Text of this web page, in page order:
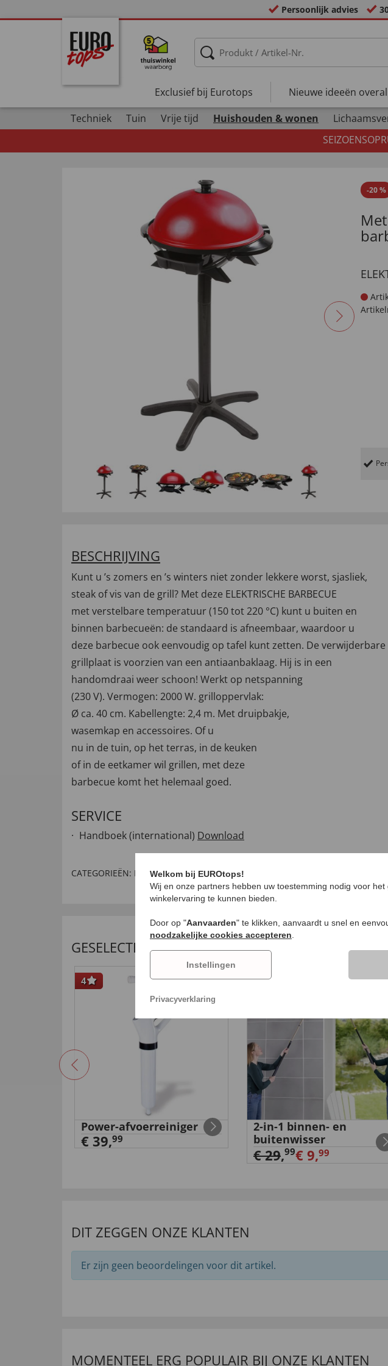
Persoonlijk advies
Exclusief bij Eurotops Nieuwe ideeën
Techniek
Tuin Vrije tijd Huishouden & wonen
-20%
BESCHRIJVING
Kunt u ’s zomers en ’s winters niet zonder lekkere worst, sjasliek,
steak of vis van de grill? Met deze ELEKTRISCHE BARBECUE
met verstelbare temperatuur (150 tot 220 °C) kunt u buiten en
binnen barbecueën: de standaard is afneembaar, waardoor u
deze barbecue ook eenvoudig op tafel kunt zetten. De verwijderbare
grillplaat is voorzien van een antiaanbaklaag. Hij is in een
handomdraai weer schoon! Werkt op netspanning
(230 V). Vermogen: 2000 W. grilloppervlak:
Ø ca. 40 cm. Kabellengte: 2,4 m. Met druipbakje,
wasemkap en accessoires. Of u
nu in de tuin, op het terras, in de keuken
of in de eetkamer wil grillen, met deze
barbecue komt het helemaal goed.
SERVICE
Handboek (international) Download
CATEGORIEËN: Keuken,Aanbiedingen,Vrije tijd
GESELECTEERDE AANBEVELINGEN VOOR U
4
Power-afvoerreiniger
€ 39,99
-67%
2-in-1 binnen- en
buitenwisser
€ 29,99€ 9,99
DIT ZEGGEN ONZE KLANTEN
Er zijn geen beoordelingen voor dit artikel.
MOMENTEEL ERG POPULAIR BIJ ONZE KLANTEN
Welkom bij EUROtops!
Wij en onze partners hebben uw toestemming nodig voor
winkelervaring te kunnen bieden.
Door op "Aanvaarden" te klikken, aanvaardt u snel en
noodzakelijke cookies accepteren
Instellingen
Privacyverklaring